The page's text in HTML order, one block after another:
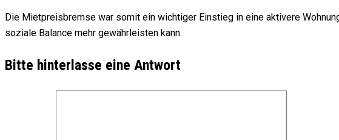
Die Mietpreisbremse war somit ein wichtiger Einstieg in eine aktivere
soziale Balance mehr gewährleisten kann.
Bitte hinterlasse eine Antwort